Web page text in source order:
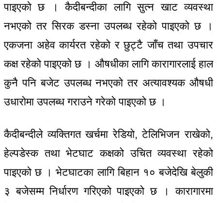
पाइएको छ । कैदीबन्दीका लागि सुत्न खाट व्यवस्था
नभएको तर सिरक डस्ना उपलब्ध रहेको पाइएको छ ।
एकजना अहेव कार्यरत रहेको र छुट्टै जाँच तथा उपचार
कक्ष रहेको पाइएको छ । औषधीका लागि कारागारलाई हाल
कुनै पनि बजेट उपलब्ध नभएको तर अत्यावश्यक औषधी
उधारोमा उपलब्ध गराउने गरेको पाइएको छ ।
कैदीबन्दीले व्यक्तिगत खर्चमा रेडियो, टेलिभिजन राखेको,
हेल्पडेस्क तथा भेटघाट कक्षको उचित व्यवस्था रहेको
पाइएको छ । भेटघाटका लागि बिहान १० बजेदेखि बेलुकी
३ बजेसम्म निर्धारण गरिएको पाइएको छ । कारागारमा